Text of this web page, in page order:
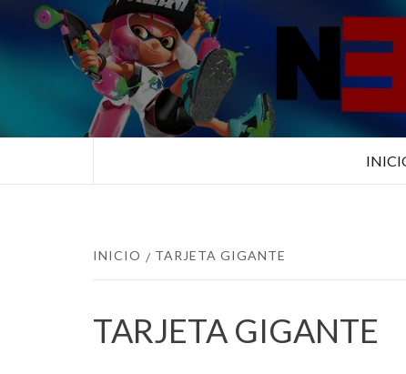
Saltar
TUS ESPECIALISTAS EN
INICIO TARJETA GIGANTE
TARJETA GIGANTE